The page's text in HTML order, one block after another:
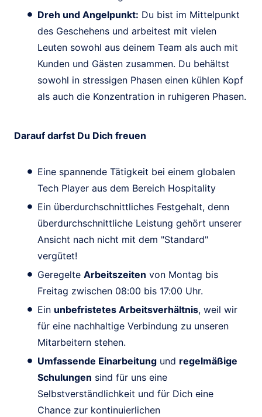
Dreh und Angelpunkt: Du bist im Mittelpunkt
des Geschehens und arbeitest mit vielen
Leuten sowohl aus deinem Team als auch mit
Kunden und Gästen zusammen. Du behältst
sowohl in stressigen Phasen einen kühlen Kopf
als auch die Konzentration in ruhigeren Phasen.
Darauf darfst Du Dich freuen
Eine spannende Tätigkeit bei einem globalen
Tech Player aus dem Bereich Hospitality
Ein überdurchschnittliches Festgehalt, denn
überdurchschnittliche Leistung gehört unserer
Ansicht nach nicht mit dem "Standard"
vergütet!
Geregelte Arbeitszeiten von Montag bis
Freitag zwischen 08:00 bis 17:00 Uhr.
Ein unbefristetes Arbeitsverhältnis, weil wir
für eine nachhaltige Verbindung zu unseren
Mitarbeitern stehen.
Umfassende Einarbeitung und regelmäßige
Schulungen sind für uns eine
Selbstverständlichkeit und für Dich eine
Chance zur kontinuierlichen